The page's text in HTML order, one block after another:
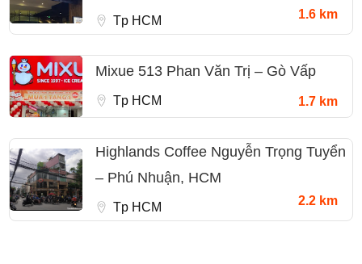
Tp HCM 1.6 km
Mixue 513 Phan Văn Trị – Gò Vấp
Tp HCM 1.7 km
Highlands Coffee Nguyễn Trọng Tuyển
– Phú Nhuận, HCM
Tp HCM 2.2 km